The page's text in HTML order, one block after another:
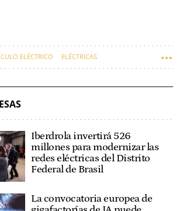
ELÉCTRICO ELÉCTRICAS
Iberdrola invertirá 526
millones para modernizar las
redes eléctricas del Distrito
Federal de Brasil
La convocatoria europea de